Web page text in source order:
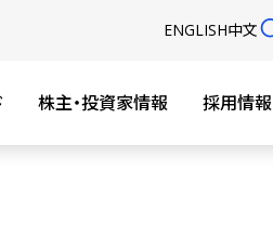
ENGLISH中文
株主・投資家情報 採用情報